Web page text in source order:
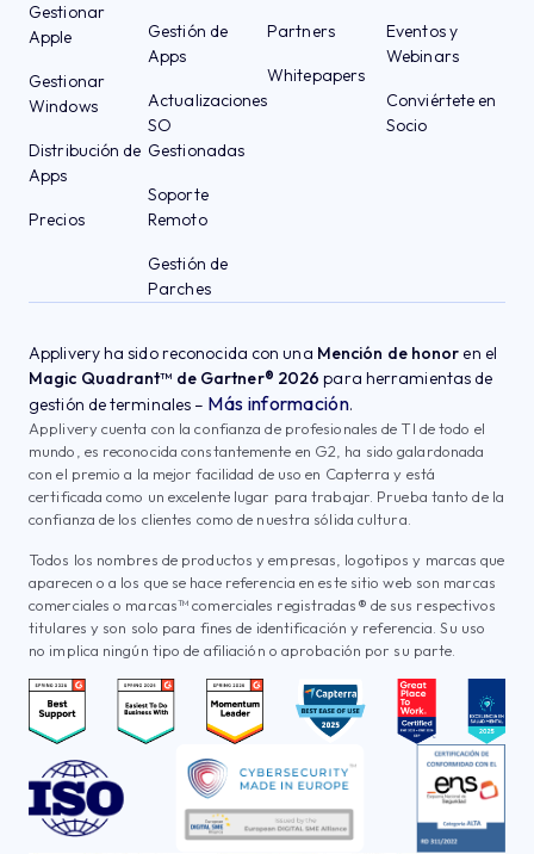
Gestionar
Apple
Gestionar
Windows
Distribución de
Apps
Precios
Gestión de
Apps
Actualizaciones
SO
Gestionadas
Soporte
Remoto
Gestión de
Parches
Partners
Whitepapers
Eventos y
Webinars
Conviértete en
Socio
Applivery ha sido reconocida con una Mención de honor en el
Magic Quadrant™ de Gartner® 2026 para herramientas de
gestión de terminales – Más información.
Applivery cuenta con la confianza de profesionales de TI de todo el
mundo, es reconocida constantemente en G2, ha sido galardonada
con el premio a la mejor facilidad de uso en Capterra y está
certificada como un excelente lugar para trabajar. Prueba tanto de la
confianza de los clientes como de nuestra sólida cultura.
Todos los nombres de productos y empresas, logotipos y marcas que
aparecen o a los que se hace referencia en este sitio web son marcas
comerciales o marcas™ comerciales registradas® de sus respectivos
titulares y son solo para fines de identificación y referencia. Su uso
no implica ningún tipo de afiliación o aprobación por su parte.